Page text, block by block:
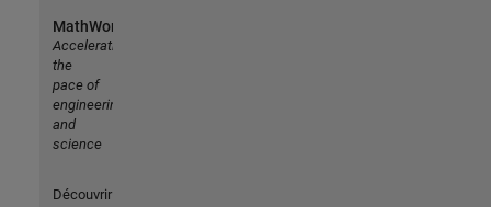
MathWorks
Accelerating
the
pace of
engineering
and
science
Découvrir les produits